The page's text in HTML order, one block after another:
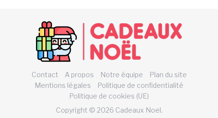
Contact A propos Notre équipe
Plan du site
Mentions légales
Politique de confidentialité
Politique de cookies (UE)
Copyright © 2026 Cadeaux Noel.